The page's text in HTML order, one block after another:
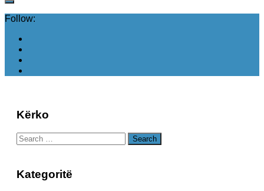
Follow:
Kërko
Search
for:
Kategoritë